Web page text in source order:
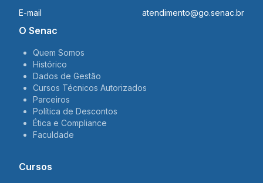
E-mail atendimento@go.senac.br
O Senac
Quem Somos
Histórico
Dados de Gestão
Cursos Técnicos Autorizados
Parceiros
Política de Descontos
Ética e Compliance
Faculdade
Cursos